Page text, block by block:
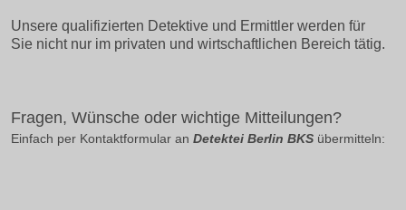
Unsere qualifizierten Detektive und Ermittler werden für
Sie nicht nur im privaten und wirtschaftlichen Bereich tätig.
Fragen, Wünsche oder wichtige Mitteilungen?
Einfach per Kontaktformular an Detektei Berlin BKS übermitteln: